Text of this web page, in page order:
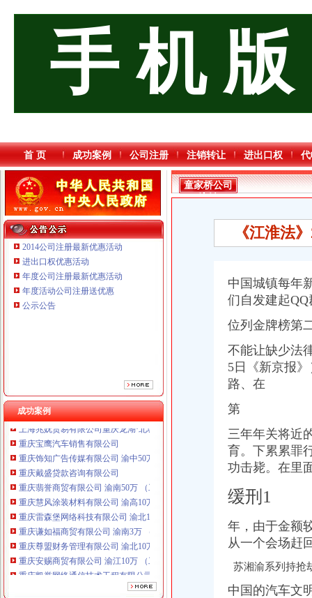
手 机 版
首 页 成功案例 公司注册 注销转让 进出口权
2014公司注册最新优惠活动
进出口权优惠活动
年度公司注册最新优惠活动
年度活动公司注册送优惠
公示公告
成功案例
重庆宝鹰汽车销售有限公司
重庆饰知广告传媒有限公司 渝中50万 （工商注册）
重庆戴盛贷款咨询有限公司
重庆翡誉商贸有限公司 渝南50万 （工商注册）
重庆慧风涂装材料有限公司 渝高10万 （工商注册）
重庆雷森堡网络科技有限公司 渝北10万 （工商注册）
重庆谦如福商贸有限公司 渝南3万 （公司转让）
重庆尊盟财务管理有限公司 渝北10万 （工商注册）
重庆安赐商贸有限公司 渝江10万 （工商注册）
重庆凯誉网络通信技术工程有限公司渝中分公司 （工商注册）
上海兆妩贸易有限公司重庆龙湖·北城天街分公司 （工商注册）
重庆宝鹰汽车销售有限公司
重庆饰知广告传媒有限公司 渝中50万 （工商注册）
童家桥公司
注销
《江淮法
中国城镇每年
们自发建起
位列金牌榜第
不能让缺少法
5日《新京报
路、在
第
三年年关将近
育。下累累罪
功击毙。在里
缓刑1
年，由于金额
从一个会场赶
苏湘渝系列持抢
中国的汽车文